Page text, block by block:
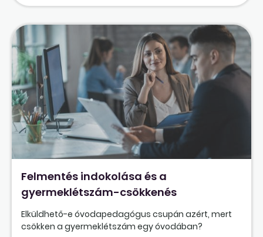
Felmentés indokolása és a
gyermeklétszám-csökkenés
Elküldhető-e óvodapedagógus csupán azért, mert
csökken a gyermeklétszám egy óvodában?